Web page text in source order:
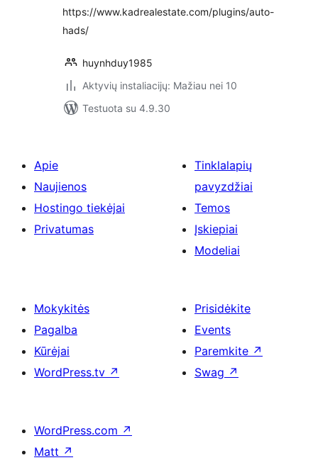
https://www.kadrealestate.com/plugins/auto-
hads/
huynhduy1985
Aktyvių instaliacijų: Mažiau nei 10
Testuota su 4.9.30
Apie
Naujienos
Hostingo tiekėjai
Privatumas
Tinklalapių
pavyzdžiai
Temos
Įskiepiai
Modeliai
Mokykitės
Pagalba
Kūrėjai
WordPress.tv ↗
Prisidėkite
Events
Paremkite ↗
Swag ↗
WordPress.com ↗
Matt ↗